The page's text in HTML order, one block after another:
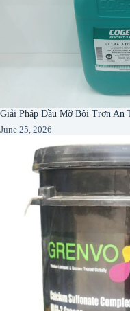
Giải Pháp Dầu Mỡ Bôi Trơn An
June 25, 2026